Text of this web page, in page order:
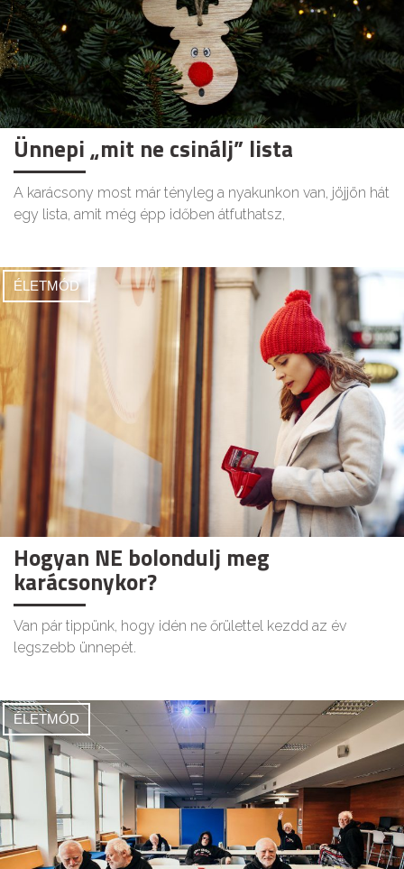
Ünnepi „mit ne csinálj” lista
A karácsony most már tényleg a nyakunkon van, jöjjön hát
egy lista, amit még épp időben átfuthatsz,
ÉLETMÓD
Hogyan NE bolondulj meg
karácsonykor?
Van pár tippünk, hogy idén ne őrülettel kezdd az év
legszebb ünnepét.
ÉLETMÓD